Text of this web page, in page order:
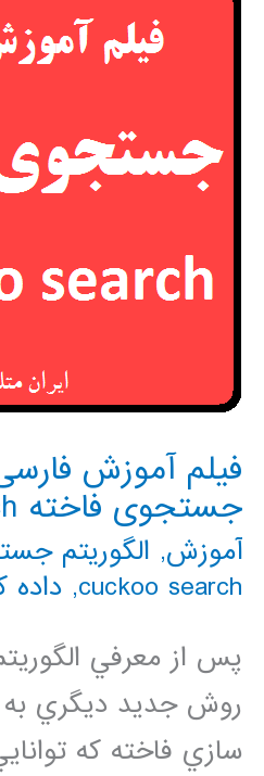
فیلم آموزش
جستجوی فاخته cuckoo search
آموزش, الگوریتم
cuckoo search
, داده
پس از معرفي
روش جديد ديگري به
سازي فاخته كه